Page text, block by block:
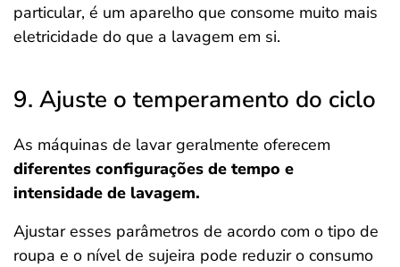
particular, é um aparelho que consome muito mais
eletricidade do que a lavagem em si.
9. Ajuste o temperamento do ciclo
As máquinas de lavar geralmente oferecem
diferentes configurações de tempo e
intensidade de lavagem.
Ajustar esses parâmetros de acordo com o tipo de
roupa e o nível de sujeira pode reduzir o consumo